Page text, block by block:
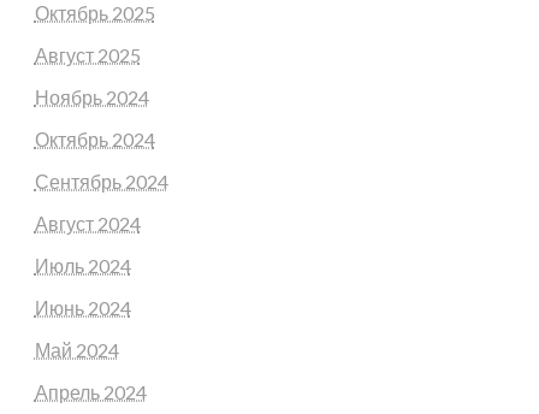
Октябрь 2025
Август 2025
Ноябрь 2024
Октябрь 2024
Сентябрь 2024
Август 2024
Июль 2024
Июнь 2024
Май 2024
Апрель 2024